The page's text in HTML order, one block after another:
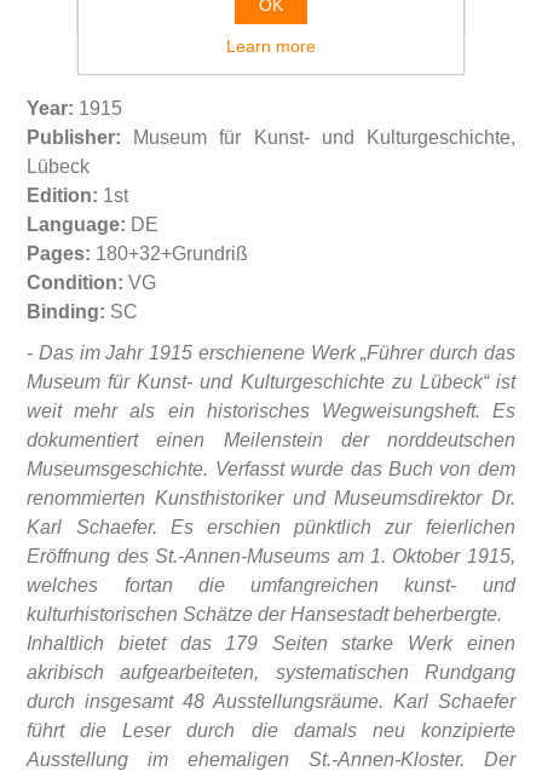
Year: 1915
Publisher: Museum für Kunst- und Kulturgeschichte,
Lübeck
Edition: 1st
Language: DE
Pages: 180+32+Grundriß
Condition: VG
Binding: SC
- Das im Jahr 1915 erschienene Werk „Führer durch das
Museum für Kunst- und Kulturgeschichte zu Lübeck“ ist
weit mehr als ein historisches Wegweisungsheft. Es
dokumentiert einen Meilenstein der norddeutschen
Museumsgeschichte. Verfasst wurde das Buch von dem
renommierten Kunsthistoriker und Museumsdirektor Dr.
Karl Schaefer. Es erschien pünktlich zur feierlichen
Eröffnung des St.-Annen-Museums am 1. Oktober 1915,
welches fortan die umfangreichen kunst- und
kulturhistorischen Schätze der Hansestadt beherbergte.
Inhaltlich bietet das 179 Seiten starke Werk einen
akribisch aufgearbeiteten, systematischen Rundgang
durch insgesamt 48 Ausstellungsräume. Karl Schaefer
führt die Leser durch die damals neu konzipierte
Ausstellung im ehemaligen St.-Annen-Kloster. Der
OK
Learn more